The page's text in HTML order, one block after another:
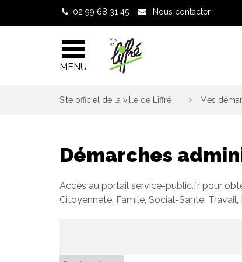
02 99 68 31 45 Nous contacter
MENU
Site officiel de la ville de Liffré Mes
Démarches
Accès au portail service-public.fr pour
Citoyenneté, Famile, Social-Santé,